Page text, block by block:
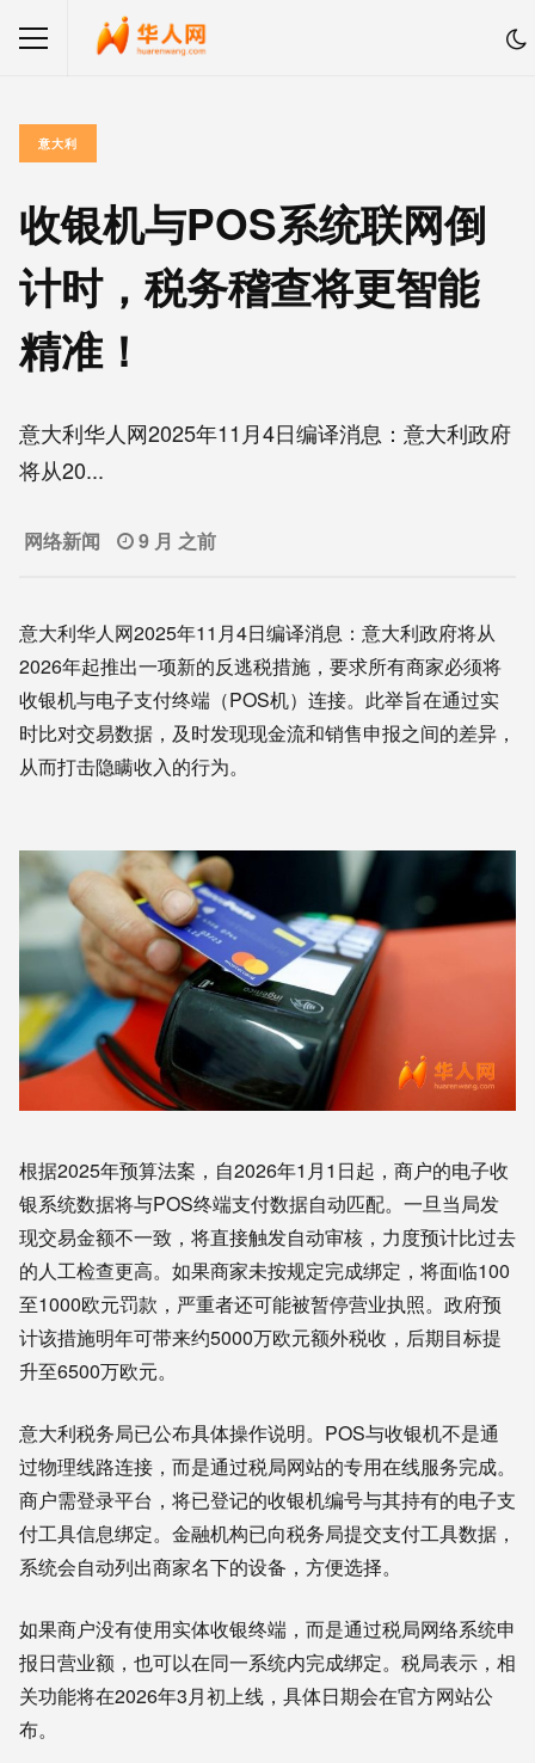
意大利
收银机与POS系统联网倒
计时，税务稽查将更智能
精准！
意大利华人网2025年11月4日编译消息：意大利政府
将从20...
网络新闻 9 月 之前
意大利华人网2025年11月4日编译消息：意大利政府将从
2026年起推出一项新的反逃税措施，要求所有商家必须将
收银机与电子支付终端（POS机）连接。此举旨在通过实
时比对交易数据，及时发现现金流和销售申报之间的差异，
从而打击隐瞒收入的行为。
根据2025年预算法案，自2026年1月1日起，商户的电子收
银系统数据将与POS终端支付数据自动匹配。一旦当局发
现交易金额不一致，将直接触发自动审核，力度预计比过去
的人工检查更高。如果商家未按规定完成绑定，将面临100
至1000欧元罚款，严重者还可能被暂停营业执照。政府预
计该措施明年可带来约5000万欧元额外税收，后期目标提
升至6500万欧元。
意大利税务局已公布具体操作说明。POS与收银机不是通
过物理线路连接，而是通过税局网站的专用在线服务完成。
商户需登录平台，将已登记的收银机编号与其持有的电子支
付工具信息绑定。金融机构已向税务局提交支付工具数据，
系统会自动列出商家名下的设备，方便选择。
如果商户没有使用实体收银终端，而是通过税局网络系统申
报日营业额，也可以在同一系统内完成绑定。税局表示，相
关功能将在2026年3月初上线，具体日期会在官方网站公
布。